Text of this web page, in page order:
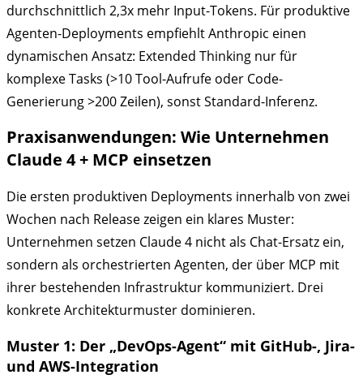
durchschnittlich 2,3x mehr Input-Tokens. Für produktive
Agenten-Deployments empfiehlt Anthropic einen
dynamischen Ansatz: Extended Thinking nur für
komplexe Tasks (>10 Tool-Aufrufe oder Code-
Generierung >200 Zeilen), sonst Standard-Inferenz.
Praxisanwendungen: Wie Unternehmen
Claude 4 + MCP einsetzen
Die ersten produktiven Deployments innerhalb von zwei
Wochen nach Release zeigen ein klares Muster:
Unternehmen setzen Claude 4 nicht als Chat-Ersatz ein,
sondern als orchestrierten Agenten, der über MCP mit
ihrer bestehenden Infrastruktur kommuniziert. Drei
konkrete Architekturmuster dominieren.
Muster 1: Der „DevOps-Agent“ mit GitHub-, Jira-
und AWS-Integration